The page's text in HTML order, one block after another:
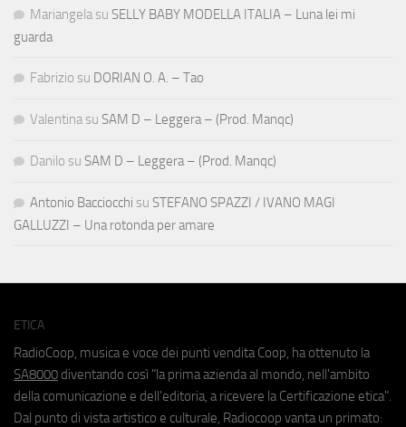
Mariangela su SELLY BABY MODELLA ITALIA – Luna lei mi
guarda
Fabrizio su DORIAN O. A. – Tao
Valentina su SAM D – Leggera – (Prod. Manqc)
Danilo su SAM D – Leggera – (Prod. Manqc)
Antonio Bacciocchi su STEFANO SPAZZI / IVANO MAGI
GALLUZZI – Una rotonda per amare
ETICA
RadioCoop, musica e voce dei punti vendita Coop, ha ottenuto la
SA8000 diventando così "la prima azienda al mondo, nell'ambito
della comunicazione e dell'editoria, a ricevere la Certificazione etica".
Dal punto di vista artistico e culturale, Radiocoop vanta un primato: